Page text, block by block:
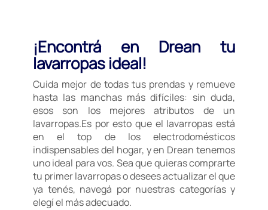
¡Encontrá en Drean tu
lavarropas ideal!
Cuida mejor de todas tus prendas y remueve
hasta las manchas más difíciles: sin duda,
esos son los mejores atributos de un
lavarropas.Es por esto que el lavarropas está
en el top de los electrodomésticos
indispensables del hogar, y en Drean tenemos
uno ideal para vos. Sea que quieras comprarte
tu primer lavarropas o desees actualizar el que
ya tenés, navegá por nuestras categorías y
elegí el más adecuado.